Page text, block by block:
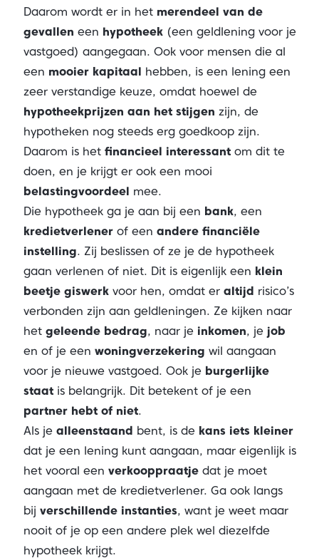
Daarom wordt er in het merendeel van de
gevallen een hypotheek(een geldlening voor je
vastgoed) aangegaan. Ook voor mensen die al
een mooier kapitaal hebben, is een lening een
zeer verstandige keuze, omdat hoewel de
hypotheekprijzen aan het stijgen zijn, de
hypotheken nog steeds erg goedkoop zijn.
Daarom is het financieel interessantom dit te
doen, en je krijgt er ook een mooi
belastingvoordeel mee.
Die hypotheek ga je aan bij een bank, een
kredietverlenerof een andere financiële
instelling. Zij beslissen of ze je de hypotheek
gaan verlenen of niet. Dit is eigenlijk een klein
beetje giswerkvoor hen, omdat er altijd risico’s
verbonden zijn aan geldleningen. Ze kijken naar
het geleende bedrag, naar je inkomen, je job
en of je een woningverzekering wil aangaan
voor je nieuwe vastgoed. Ook je burgerlijke
staatis belangrijk. Dit betekent of je een
partner hebt of niet.
Als je alleenstaand bent, is de kans iets kleiner
dat je een lening kunt aangaan, maar eigenlijk is
het vooral een verkooppraatjedat je moet
aangaan met de kredietverlener. Ga ook langs
bij verschillende instanties, want je weet maar
nooit of je op een andere plek wel diezelfde
hypotheek krijgt.